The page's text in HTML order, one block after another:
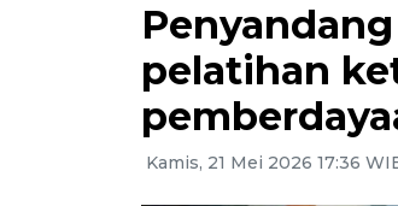
pelatihan
Kamis, 21 Mei 2026 17:36